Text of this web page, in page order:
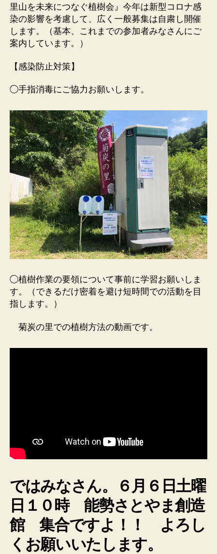
里山を未来につなぐ植樹会』今年は新型コロナ感
染の影響を考慮して、広く一般募集は自粛し開催
します。（基本、これまでの参加者みなさんにご
案内しています。）
【感染防止対策】
◯手指消毒にご協力お願いします。
◯植樹作業の要領について事前に学習お願いしま
す。（できるだけ密着を避け短時間での活動を目
指します。）
菊炭の里での植樹方法の動画です。
ではみなさん。６月６日土曜
日１０時 能勢さとやま創造
館 集合ですよ！！ よろし
くお願いいたします。